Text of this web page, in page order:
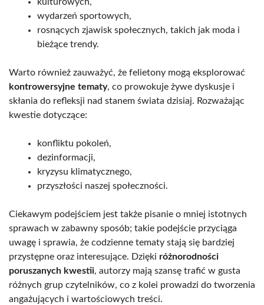
wydarzeń sportowych,
rosnących zjawisk społecznych, takich jak moda i
bieżące trendy.
Warto również zauważyć, że felietony mogą eksplorować
kontrowersyjne tematy, co prowokuje żywe dyskusje i
skłania do refleksji nad stanem świata dzisiaj. Rozważając
kwestie dotyczące:
konfliktu pokoleń,
dezinformacji,
kryzysu klimatycznego,
przyszłości naszej społeczności.
Ciekawym podejściem jest także pisanie o mniej istotnych
sprawach w zabawny sposób; takie podejście przyciąga
uwagę i sprawia, że codzienne tematy stają się bardziej
przystępne oraz interesujące. Dzięki różnorodności
poruszanych kwestii, autorzy mają szansę trafić w gusta
różnych grup czytelników, co z kolei prowadzi do tworzenia
angażujących i wartościowych treści.